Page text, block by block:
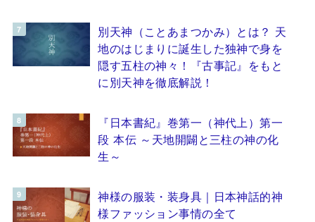
別天神（ことあまつかみ）とは？ 天
地のはじまりに誕生した独神で身を
隠す五柱の神々！『古事記』をもと
に別天神を徹底解説！
『日本書紀』巻第一（神代上）第一
段 本伝 ～天地開闢と三柱の神の化
生～
神様の服装・装身具｜日本神話的神
様ファッション事情の全て